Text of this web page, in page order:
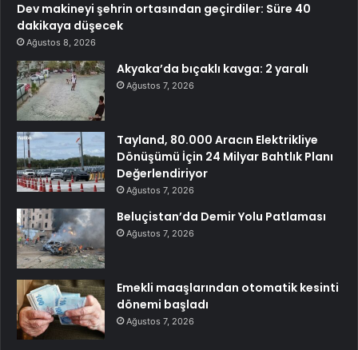
Dev makineyi şehrin ortasından geçirdiler: Süre 40
dakikaya düşecek
Ağustos 8, 2026
Akyaka’da bıçaklı kavga: 2 yaralı
Ağustos 7, 2026
Tayland, 80.000 Aracın Elektrikliye
Dönüşümü İçin 24 Milyar Bahtlık Planı
Değerlendiriyor
Ağustos 7, 2026
Beluçistan’da Demir Yolu Patlaması
Ağustos 7, 2026
Emekli maaşlarından otomatik kesinti
dönemi başladı
Ağustos 7, 2026